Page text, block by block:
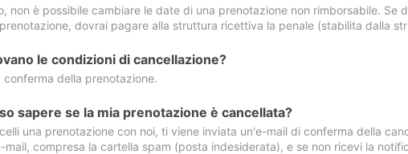
non è possibile cambiare le date di una prenotazione non rimborsabile. Se
dovrai pagare alla struttura ricettiva la penale (stabilita dalla
le condizioni di cancellazione?
conferma della prenotazione.
sapere se la mia prenotazione è cancellata?
una prenotazione con noi, ti viene inviata un'e-mail di conferma della
mail, compresa la cartella spam (posta indesiderata), e se non ricevi la